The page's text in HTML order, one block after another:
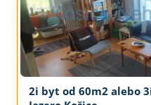
2i byt od 60m2 alebo